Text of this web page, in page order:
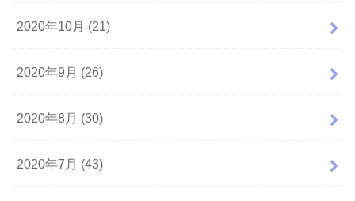
2020年10月 (21)
2020年9月 (26)
2020年8月 (30)
2020年7月 (43)